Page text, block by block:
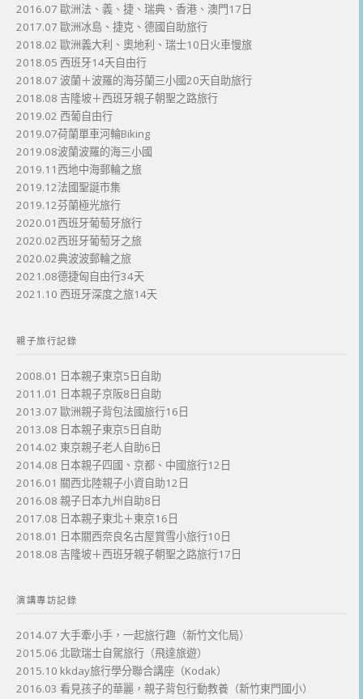
2016.07 歐洲法、義、捷、瑞典、香港、澳門17日
2017.07 歐洲冰島、捷克、德國自助旅行
2018.02 歐洲義大利、奧地利、瑞士10日火車慢旅
2018.05 西班牙14天自由行
2018.07 波蘭＋波羅的海芬蘭三小國20天自助旅行
2018.08 吉隆坡＋西班牙親子朝聖之路旅行
2019.02 西葡自由行
2019.07荷蘭單車河輪Biking
2019.08波蘭波羅的海三小國
2019.11西地中海郵輪之旅
2019.12法國聖誕市集
2019.12芬蘭極光旅行
2020.01西班牙葡萄牙旅行
2020.02西班牙葡萄牙之旅
2020.02典波波郵輪之旅
2021.08德捷匈自由行34天
2021.10 西班牙深度之旅14天
親子旅行記錄
2008.01 日本親子東京5日自助
2011.01 日本親子京阪8日自助
2013.07 歐洲親子背包法國旅行16日
2013.08 日本親子東京5日自助
2014.02 東京親子老人自助6日
2014.08 日本親子四國、京都、中國旅行12日
2016.01 關西北陸親子小資自助12日
2016.08 親子日本九州自助8日
2017.08 日本親子東北＋東京16日
2018.01 日本關西奈良名古屋賞雪小旅行10日
2018.08 吉隆坡＋西班牙親子朝聖之路旅行17日
演講專訪記錄
2014.07 大手牽小手，一起旅行趣（新竹文化局）
2015.06 北歐瑞士自駕旅行（飛達旅遊）
2015.10 kkday旅行學分聯合講座（Kodak）
2016.03 看見孩子的華麗，親子背包行動教養（新竹東門國小）